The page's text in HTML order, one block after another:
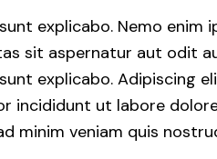
explicabo. Nemo enim
sit aspernatur aut odit
explicabo. Adipiscing
incididunt ut labore
minim veniam quis